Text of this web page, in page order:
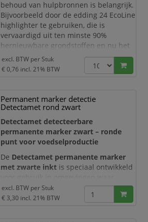
gebruik in magazijnen, werkplaatsen,
logistiek
behoud van hulpbronnen is belangrijk.
Bijvoorbeeld door de edding 24 EcoLine
highlighter te gebruiken, die is
vervaardigd uit ten minste 90%
hernieuwbare grondstoffen en nu het
ecolabel "Blue Angel" heeft gekregen.
Hij markeert belangrijke opmerkingen
of tekstdelen in heldere kleuren.
meerdere keren worden gebruikt,
zodat hij niet alleen milieuv
excl. BTW per Stuk
€ 0,76 incl. 21% BTW
Permanent marker detectie
Detectamet rond zwart
Detectamet detecteerbare
permanente marker zwart – ronde
punt voor voedselproductie
De Detectamet permanente marker
met zwarte inkt is speciaal ontwikkeld
voedselveiligheid, traceerbaarheid en
beheersing van vreemde voorwerpen
excl. BTW per Stuk
€ 3,30 incl. 21% BTW